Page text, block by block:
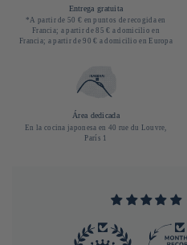
Entrega gratuita
*A partir de 50 € en puntos de recogida en
Francia; a partir de 85 € a domicilio en
Francia; a partir de 90 € a domicilio en Europa
Área dedicada
En la cocina japonesa en 40 rue du Louvre,
París 1